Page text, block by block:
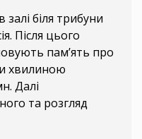
біля трибуни
Після цього
пам’ять про
хвилиною
Далі
та розгляд